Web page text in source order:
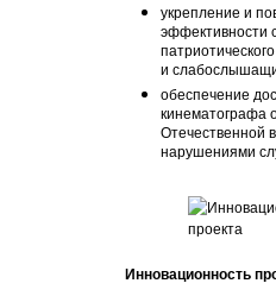
укрепление и
эффективности
и
обеспечение
кинематографа
Отечественной
нарушениями
Инновационность